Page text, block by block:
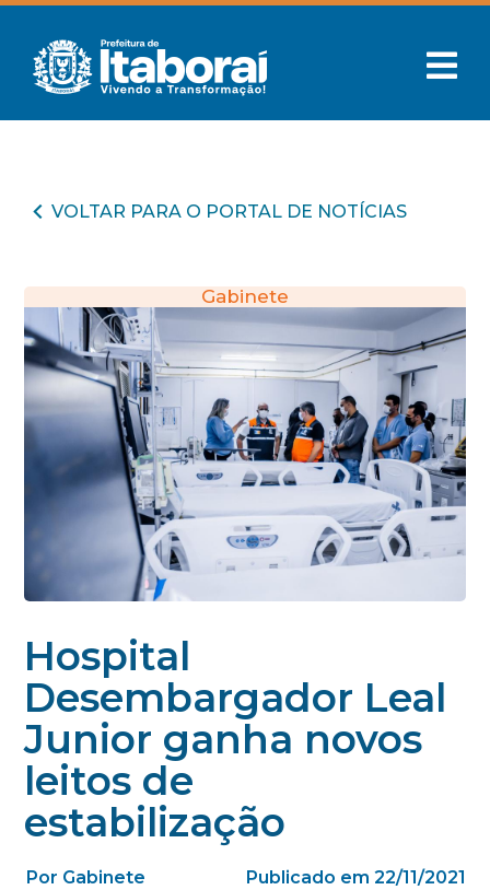
VOLTAR PARA O PORTAL DE NOTÍCIAS
Gabinete
Hospital
Desembargador Leal
Junior ganha novos
leitos de
estabilização
Por Gabinete Publicado em 22/11/2021